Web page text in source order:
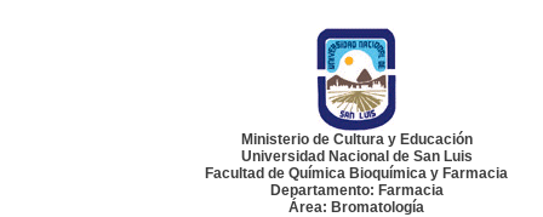
Ministerio de Cultura y Educación
Universidad Nacional de San Luis
Facultad de Química Bioquímica y Farmacia
Departamento: Farmacia
Área: Bromatología